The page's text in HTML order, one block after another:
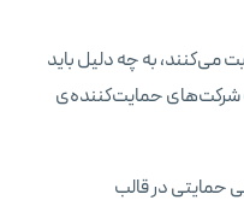
می‌کنند، به چه دلیل باید
شرکت‌های حمایت‌کننده‌ی
حمایتی در قالب